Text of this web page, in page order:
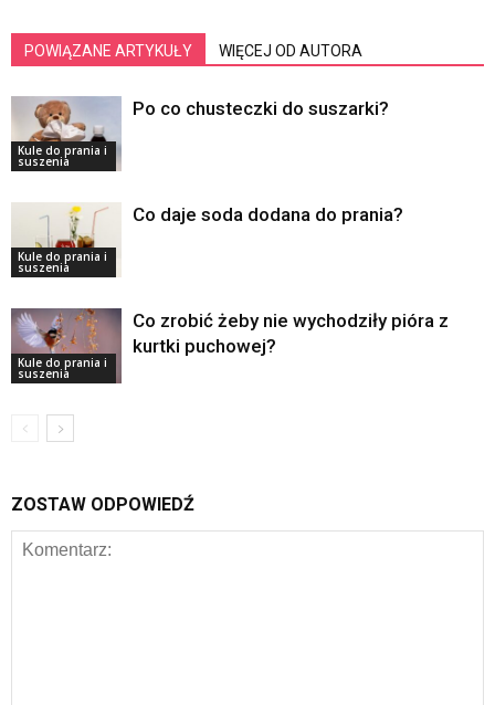
POWIĄZANE ARTYKUŁY WIĘCEJ OD AUTORA
Kule do prania i
suszenia
Po co chusteczki do suszarki?
Kule do prania i
suszenia
Co daje soda dodana do prania?
Kule do prania i
suszenia
Co zrobić żeby nie wychodziły pióra z
kurtki puchowej?
ZOSTAW ODPOWIEDŹ